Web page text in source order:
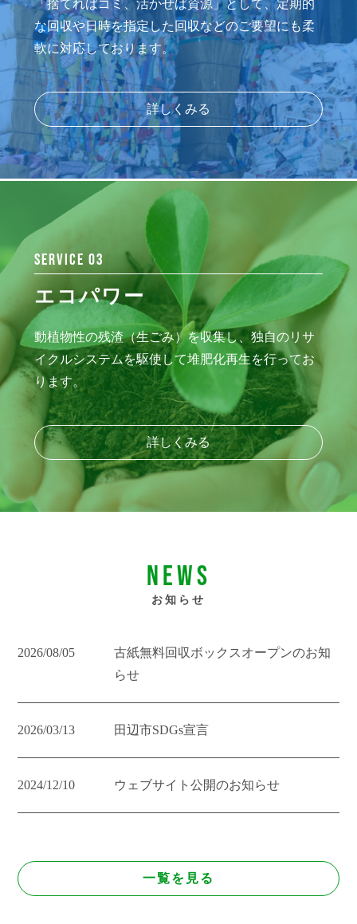
「捨てればゴミ、活かせば資源」として、定期的
な回収や日時を指定した回収などのご要望にも柔
軟に対応しております。
詳しくみる
SERVICE 03
エコパワー
動植物性の残渣（生ごみ）を収集し、独自のリサ
イクルシステムを駆使して堆肥化再生を行ってお
ります。
詳しくみる
NEWS
お知らせ
2026/08/05
古紙無料回収ボックスオープンのお知
らせ
2026/03/13 田辺市SDGs宣言
2024/12/10 ウェブサイト公開のお知らせ
一覧を見る